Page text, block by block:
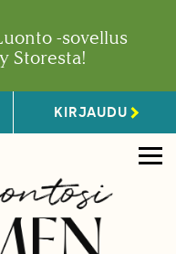
-sovellus
Storesta!
KIRJAUDU